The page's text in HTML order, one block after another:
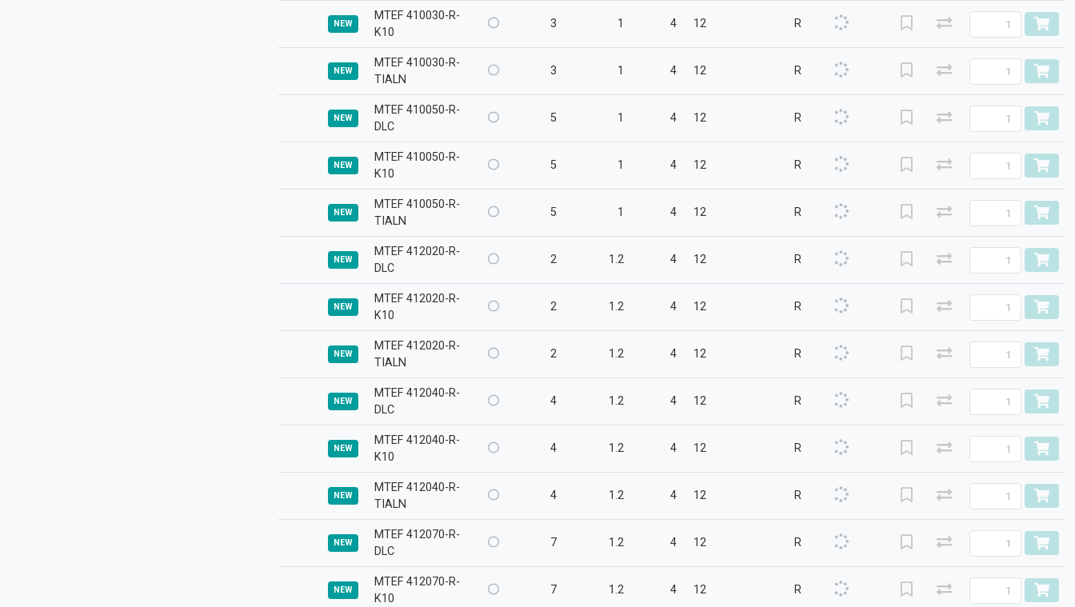
MTEF 410030-R-
K10
3 1 4 12 R
MTEF 410030-R-
TIALN
3 1 4 12 R
MTEF 410050-R-
DLC
5 1 4 12 R
MTEF 410050-R-
K10
5 1 4 12 R
MTEF 410050-R-
TIALN
5 1 4 12 R
MTEF 412020-R-
DLC
2 1.2 4 12 R
MTEF 412020-R-
K10
2 1.2 4 12 R
MTEF 412020-R-
TIALN
2 1.2 4 12 R
MTEF 412040-R-
DLC
4 1.2 4 12 R
MTEF 412040-R-
K10
4 1.2 4 12 R
MTEF 412040-R-
TIALN
4 1.2 4 12 R
MTEF 412070-R-
DLC
7 1.2 4 12 R
MTEF 412070-R-
K10
7 1.2 4 12 R